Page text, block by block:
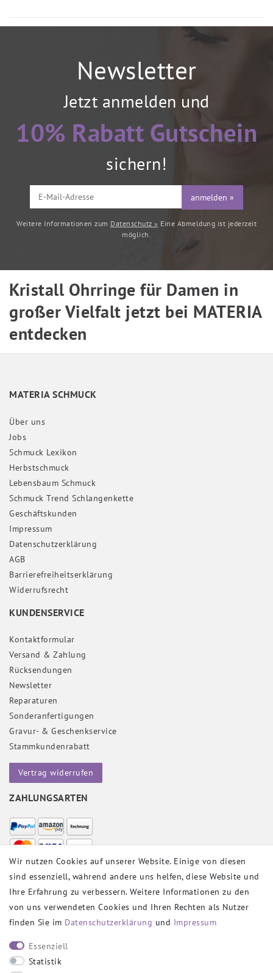
Newsletter
Jetzt anmelden und
10% Rabatt Gutschein
sichern!
anmelden »
Weitere Informationen zum Datenschutz » Eine Abmeldung ist jederzeit
möglich.
Kristall Ohrringe für Damen in
großer Vielfalt jetzt bei MATERIA
entdecken
MATERIA SCHMUCK
Über uns
Jobs
Schmuck Lexikon
Herbstschmuck
Lebensbaum Schmuck
Schmuck Trend Schlangenkette
Geschäftskunden
Impressum
Daten­schutz­erklärung
AGB
Barrierefreiheitserklärung
Widerrufs­recht
KUNDENSERVICE
Kontaktformular
Versand & Zahlung
Rücksendungen
Newsletter
Reparaturen
Sonderanfertigungen
Gravur- & Geschenkservice
Stammkundenrabatt
Vertrag widerrufen
ZAHLUNGSARTEN
VERSANDPARTNER
SOCIAL
Wir nutzen Cookies auf unserer Website. Einige von diesen
sind essenziell, während andere uns helfen, diese Website und
Ihre Erfahrung zu verbessern. Weitere Informationen zu den
von uns verwendeten Cookies und Ihren Rechten als Nutzer
finden Sie im Daten­schutz­erklärung und Impressum
Essenziell
Statistik